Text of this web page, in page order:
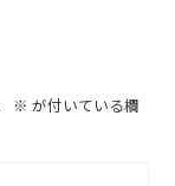
※ が付いている欄